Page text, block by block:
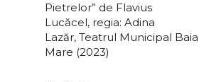
Pietrelor” de Flavius
Lucăcel, regia: Adina
Lazăr, Teatrul Municipal Baia
Mare (2023)